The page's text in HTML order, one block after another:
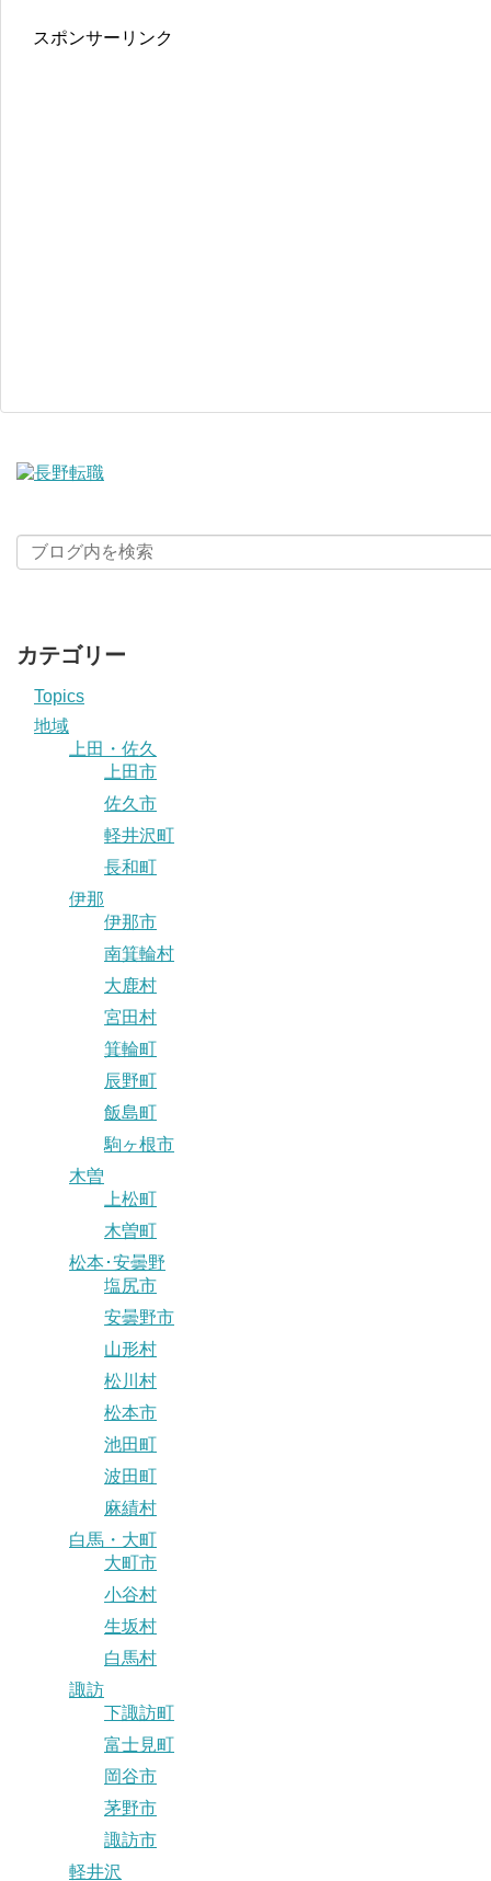
スポンサーリンク
カテゴリー
Topics
地域
上田・佐久
上田市
佐久市
軽井沢町
長和町
伊那
伊那市
南箕輪村
大鹿村
宮田村
箕輪町
辰野町
飯島町
駒ヶ根市
木曽
上松町
木曽町
松本･安曇野
塩尻市
安曇野市
山形村
松川村
松本市
池田町
波田町
麻績村
白馬・大町
大町市
小谷村
生坂村
白馬村
諏訪
下諏訪町
富士見町
岡谷市
茅野市
諏訪市
軽井沢